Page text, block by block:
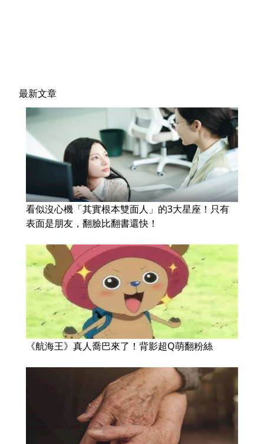
最新文章
看似沒心機「其實根本雙面人」的3大星座！只有
表面是朋友，翻臉比翻書還快！
《航海王》真人喬巴來了！背影超Q萌翻粉絲